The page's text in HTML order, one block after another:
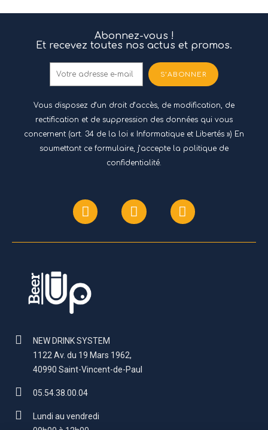
Abonnez-vous !
Et recevez toutes nos actus et promos.
S’ABONNER
Vous disposez d’un droit d’accès, de modification, de
rectification et de suppression des données qui vous
concernent (art. 34 de la loi « Informatique et Libertés ») En
soumettant ce formulaire, j’accepte la politique de
confidentialité.
NEW DRINK SYSTEM
1122 Av. du 19 Mars 1962,
40990 Saint-Vincent-de-Paul
05.54.38.00.04
Lundi au vendredi